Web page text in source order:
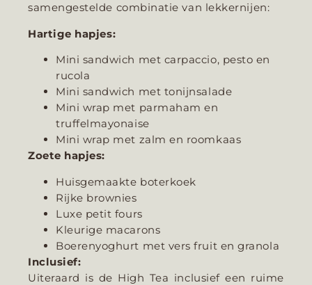
samengestelde combinatie van lekkernijen:
Hartige hapjes:
Mini sandwich met carpaccio, pesto en
rucola
Mini sandwich met tonijnsalade
Mini wrap met parmaham en
truffelmayonaise
Mini wrap met zalm en roomkaas
Zoete hapjes:
Huisgemaakte boterkoek
Rijke brownies
Luxe petit fours
Kleurige macarons
Boerenyoghurt met vers fruit en granola
Inclusief:
Uiteraard is de High Tea inclusief een ruime